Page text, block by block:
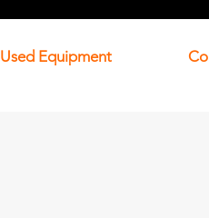
Used Equipment